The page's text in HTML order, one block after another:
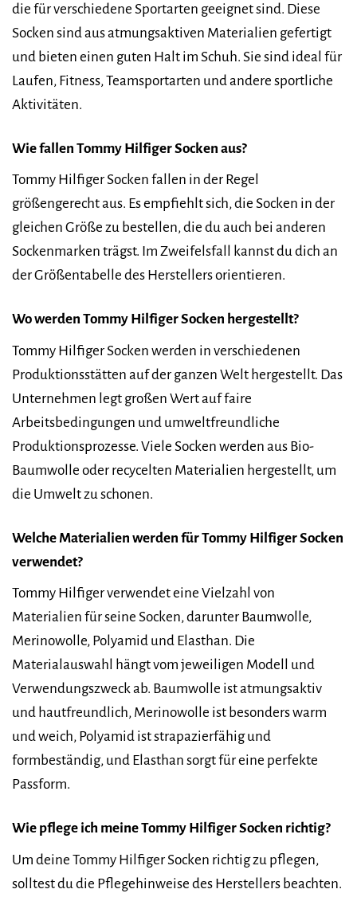
die für verschiedene Sportarten geeignet sind. Diese
Socken sind aus atmungsaktiven Materialien gefertigt
und bieten einen guten Halt im Schuh. Sie sind ideal für
Laufen, Fitness, Teamsportarten und andere sportliche
Aktivitäten.
Wie fallen Tommy Hilfiger Socken aus?
Tommy Hilfiger Socken fallen in der Regel
größengerecht aus. Es empfiehlt sich, die Socken in der
gleichen Größe zu bestellen, die du auch bei anderen
Sockenmarken trägst. Im Zweifelsfall kannst du dich an
der Größentabelle des Herstellers orientieren.
Wo werden Tommy Hilfiger Socken hergestellt?
Tommy Hilfiger Socken werden in verschiedenen
Produktionsstätten auf der ganzen Welt hergestellt. Das
Unternehmen legt großen Wert auf faire
Arbeitsbedingungen und umweltfreundliche
Produktionsprozesse. Viele Socken werden aus Bio-
Baumwolle oder recycelten Materialien hergestellt, um
die Umwelt zu schonen.
Welche Materialien werden für Tommy Hilfiger Socken
verwendet?
Tommy Hilfiger verwendet eine Vielzahl von
Materialien für seine Socken, darunter Baumwolle,
Merinowolle, Polyamid und Elasthan. Die
Materialauswahl hängt vom jeweiligen Modell und
Verwendungszweck ab. Baumwolle ist atmungsaktiv
und hautfreundlich, Merinowolle ist besonders warm
und weich, Polyamid ist strapazierfähig und
formbeständig, und Elasthan sorgt für eine perfekte
Passform.
Wie pflege ich meine Tommy Hilfiger Socken richtig?
Um deine Tommy Hilfiger Socken richtig zu pflegen,
solltest du die Pflegehinweise des Herstellers beachten.